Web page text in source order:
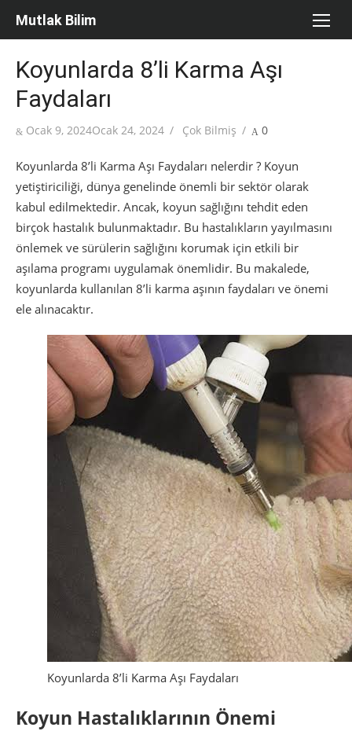
Mutlak Bilim
Koyunlarda 8’li Karma Aşı
Faydaları
Posted
Ocak 9, 2024Ocak 24, 2024 Author
Çok Bilmiş 0
Koyunlarda 8’li Karma Aşı Faydaları nelerdir ? Koyun
yetiştiriciliği, dünya genelinde önemli bir sektör olarak
kabul edilmektedir. Ancak, koyun sağlığını tehdit eden
birçok hastalık bulunmaktadır. Bu hastalıkların yayılmasını
önlemek ve sürülerin sağlığını korumak için etkili bir
aşılama programı uygulamak önemlidir. Bu makalede,
koyunlarda kullanılan 8’li karma aşının faydaları ve önemi
ele alınacaktır.
Koyunlarda 8’li Karma Aşı Faydaları
Koyun Hastalıklarının Önemi